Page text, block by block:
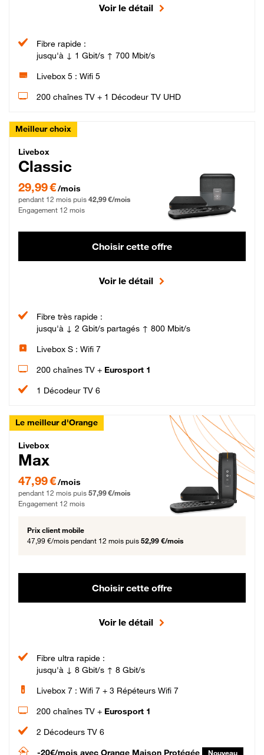
Voir le détail
Fibre rapide :
jusqu'à ↓ 1 Gbit/s ↑ 700 Mbit/s
Livebox 5 : Wifi 5
200 chaînes TV + 1 Décodeur TV UHD
Meilleur choix
Livebox Classic Fibre
Livebox
Classic
29,99 € par mois pendant 12 mois puis 42,99 € par mois, Engagement 12 mois
29,99 €/mois
pendant 12 mois puis 42,99 €/mois
Engagement 12 mois
Choisir cette offre
Voir le détail
Fibre très rapide :
jusqu'à ↓ 2 Gbit/s partagés ↑ 800 Mbit/s
Livebox S : Wifi 7
200 chaînes TV + Eurosport 1
1 Décodeur TV 6
Le meilleur d'Orange
Livebox Max Fibre
Livebox
Max
47,99 € par mois pendant 12 mois puis 57,99 € par mois, Engagement 12 mois
47,99 €/mois
pendant 12 mois puis 57,99 €/mois
Engagement 12 mois
Prix client mobile
47,99 €/mois pendant 12 mois puis 52,99 €/mois
Choisir cette offre
Voir le détail
Fibre ultra rapide :
jusqu'à ↓ 8 Gbit/s ↑ 8 Gbit/s
Livebox 7 : Wifi 7 + 3 Répéteurs Wifi 7
200 chaînes TV + Eurosport 1
2 Décodeurs TV 6
-20€/mois avec Orange Maison Protégée Nouveau